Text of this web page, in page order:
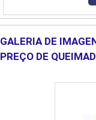
da sua família e da
GALERIA DE
PREÇO DE